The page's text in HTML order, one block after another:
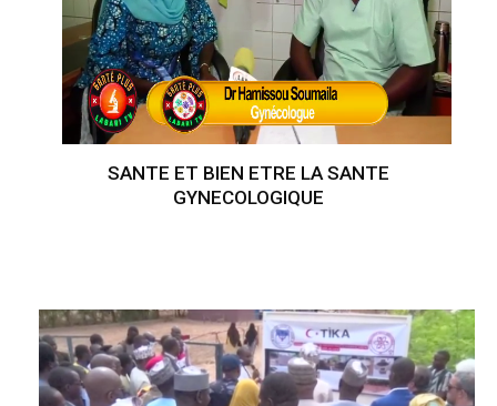
SANTE ET BIEN ETRE LA SANTE
GYNECOLOGIQUE